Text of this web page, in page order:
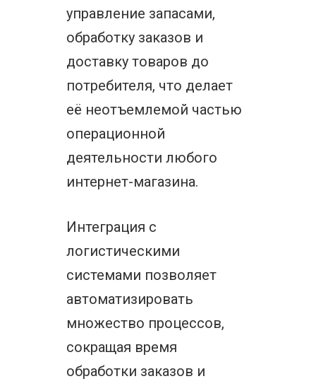
управление запасами,
обработку заказов и
доставку товаров до
потребителя, что делает
её неотъемлемой частью
операционной
деятельности любого
интернет-магазина.
Интеграция с
логистическими
системами позволяет
автоматизировать
множество процессов,
сокращая время
обработки заказов и